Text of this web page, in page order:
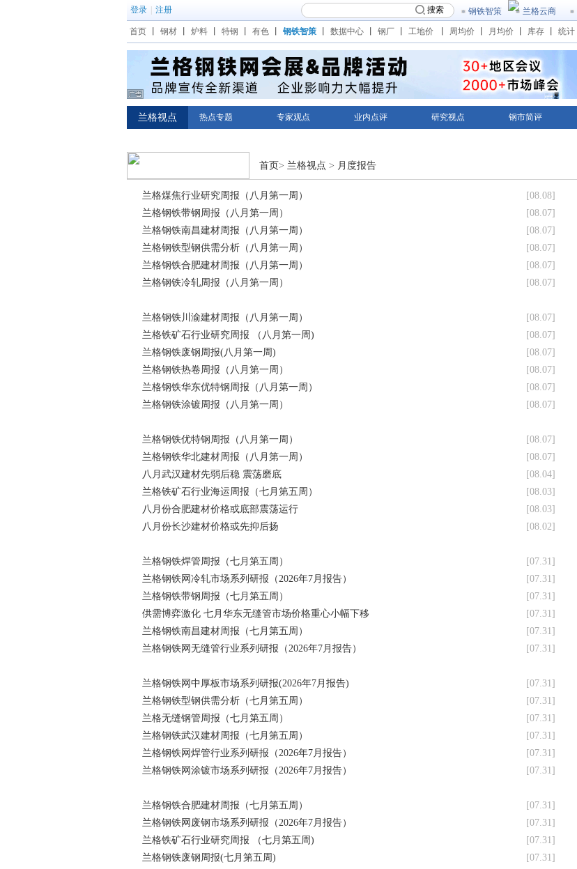
登录 注册 搜索 钢铁智策 兰格云商
首页 钢材 炉料 特钢 有色 钢铁智策 数据中心 钢厂 工地价 周均价 月均价 库存 统计
兰格视点 热点专题 专家观点 业内点评 研究视点 钢市简评
首页> 兰格视点 > 月度报告
兰格煤焦行业研究周报（八月第一周）
[08.08]
兰格钢铁带钢周报（八月第一周）
[08.07]
兰格钢铁南昌建材周报（八月第一周）
[08.07]
兰格钢铁型钢供需分析（八月第一周）
[08.07]
兰格钢铁合肥建材周报（八月第一周）
[08.07]
兰格钢铁冷轧周报（八月第一周）
[08.07]
兰格钢铁川渝建材周报（八月第一周）
[08.07]
兰格铁矿石行业研究周报 （八月第一周)
[08.07]
兰格钢铁废钢周报(八月第一周)
[08.07]
兰格钢铁热卷周报（八月第一周）
[08.07]
兰格钢铁华东优特钢周报（八月第一周）
[08.07]
兰格钢铁涂镀周报（八月第一周）
[08.07]
兰格钢铁优特钢周报（八月第一周）
[08.07]
兰格钢铁华北建材周报（八月第一周）
[08.07]
八月武汉建材先弱后稳 震荡磨底
[08.04]
兰格铁矿石行业海运周报（七月第五周）
[08.03]
八月份合肥建材价格或底部震荡运行
[08.03]
八月份长沙建材价格或先抑后扬
[08.02]
兰格钢铁焊管周报（七月第五周）
[07.31]
兰格钢铁网冷轧市场系列研报（2026年7月报告）
[07.31]
兰格钢铁带钢周报（七月第五周）
[07.31]
供需博弈激化 七月华东无缝管市场价格重心小幅下移
[07.31]
兰格钢铁南昌建材周报（七月第五周）
[07.31]
兰格钢铁网无缝管行业系列研报（2026年7月报告）
[07.31]
兰格钢铁网中厚板市场系列研报(2026年7月报告)
[07.31]
兰格钢铁型钢供需分析（七月第五周）
[07.31]
兰格无缝钢管周报（七月第五周）
[07.31]
兰格钢铁武汉建材周报（七月第五周）
[07.31]
兰格钢铁网焊管行业系列研报（2026年7月报告）
[07.31]
兰格钢铁网涂镀市场系列研报（2026年7月报告）
[07.31]
兰格钢铁合肥建材周报（七月第五周）
[07.31]
兰格钢铁网废钢市场系列研报（2026年7月报告）
[07.31]
兰格铁矿石行业研究周报 （七月第五周)
[07.31]
兰格钢铁废钢周报(七月第五周)
[07.31]